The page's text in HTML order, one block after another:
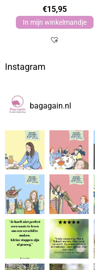
€15,95
In mijn winkelmandje
Instagram
bagagain.nl